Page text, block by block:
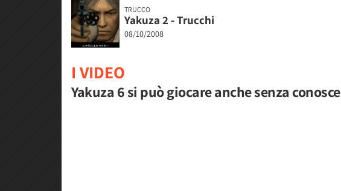
TRUCCO
Yakuza 2 - Trucchi
08/10/2008
I VIDEO
Yakuza 6 si può giocare anche senza